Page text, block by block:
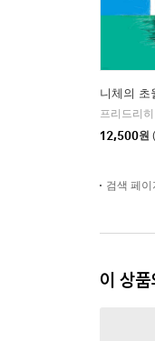
니체의 초
12,500원
검색 페
이 상